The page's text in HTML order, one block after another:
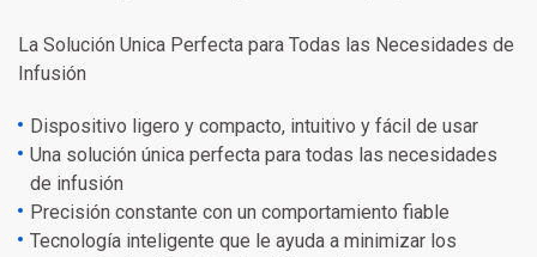
La Solución Unica Perfecta para Todas las Necesidades de
Infusión
Dispositivo ligero y compacto, intuitivo y fácil de usar
Una solución única perfecta para todas las necesidades
de infusión
Precisión constante con un comportamiento fiable
Tecnología inteligente que le ayuda a minimizar los